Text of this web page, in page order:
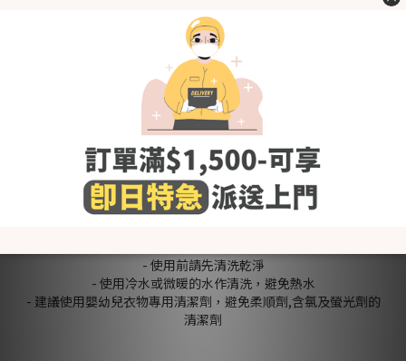
- Made in Korea -
100%棉質料，質地柔軟無刺激，呵護BB柔嫩肌膚，適合冬天~
可用作為嬰兒包巾, 小被~
掃風時,外出,更換尿片,嬰兒學習爬行時亦可使用~ 用途廣泛!
經韓國官方KC認證，用得更安心
[Fabric] 棉
[Style] 可愛
[Color] 雪地小鴨 Snow Gwak Gwak
[Size (in cm)] 請參考"了解更多"內的"尺碼圖"
＊包含：包被x1
- 使用前請先清洗乾淨
- 使用冷水或微暖的水作清洗，避免熱水
- 建議使用嬰幼兒衣物專用清潔劑，避免柔順劑,含氯及螢光劑的
清潔劑